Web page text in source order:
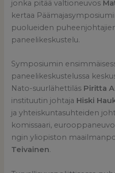
jonka pitää valtioneuvos
kertaa
puolueiden
paneelikeskustelu.
Symposiumin
paneelikeskustelussa
Nato-suurlähettiläs Piritta
instituutin johtaja Hiski
ja yhteiskuntasuhteiden
komissaari,
ngin yliopiston
Teivainen.